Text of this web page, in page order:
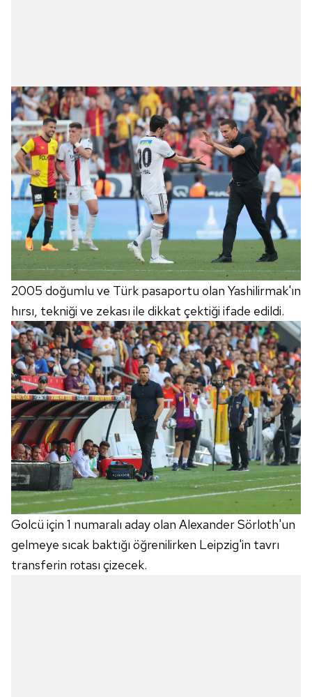
2005 doğumlu ve Türk pasaportu olan Yashilirmak'ın
hırsı, tekniği ve zekası ile dikkat çektiği ifade edildi.
Golcü için 1 numaralı aday olan Alexander Sörloth'un
gelmeye sıcak baktığı öğrenilirken Leipzig'in tavrı
transferin rotası çizecek.